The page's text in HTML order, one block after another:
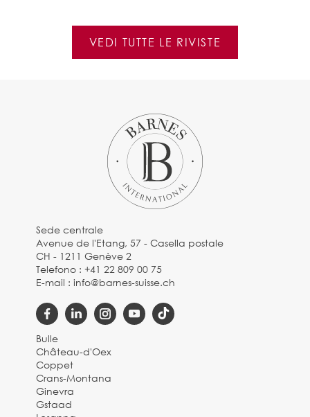
VEDI TUTTE LE RIVISTE
Sede centrale
Avenue de l'Etang, 57 - Casella postale
CH - 1211 Genève 2
Telefono :+41 22 809 00 75
E-mail :info@barnes-suisse.ch
Bulle
Château-d'Oex
Coppet
Crans-Montana
Ginevra
Gstaad